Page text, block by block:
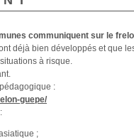
communiquent sur le
déjà bien développés et que
à risque.
:
guepe/
;